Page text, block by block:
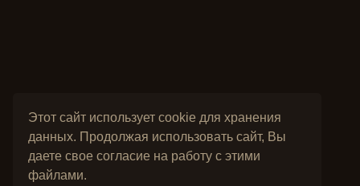
Этот сайт использует cookie для хранения
данных. Продолжая использовать сайт, Вы
даете свое согласие на работу с этими
файлами.